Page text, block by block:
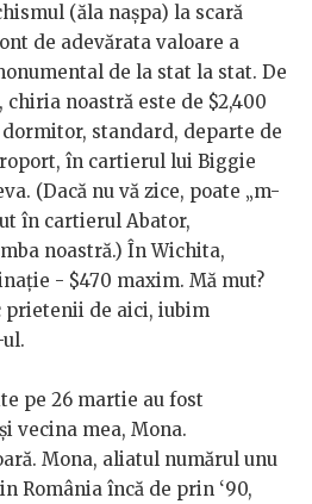
(ăla nașpa) la scară
de adevărata valoare a
de la stat la stat. De
chiria noastră este de $2,400
standard, departe de
în cartierul lui Biggie
(Dacă nu vă zice, poate „m-
în cartierul Abator,
noastră.) În Wichita,
- $470 maxim. Mă mut?
prietenii de aici, iubim
pe 26 martie au fost
vecina mea, Mona.
Mona, aliatul numărul unu
România încă de prin ‘90,